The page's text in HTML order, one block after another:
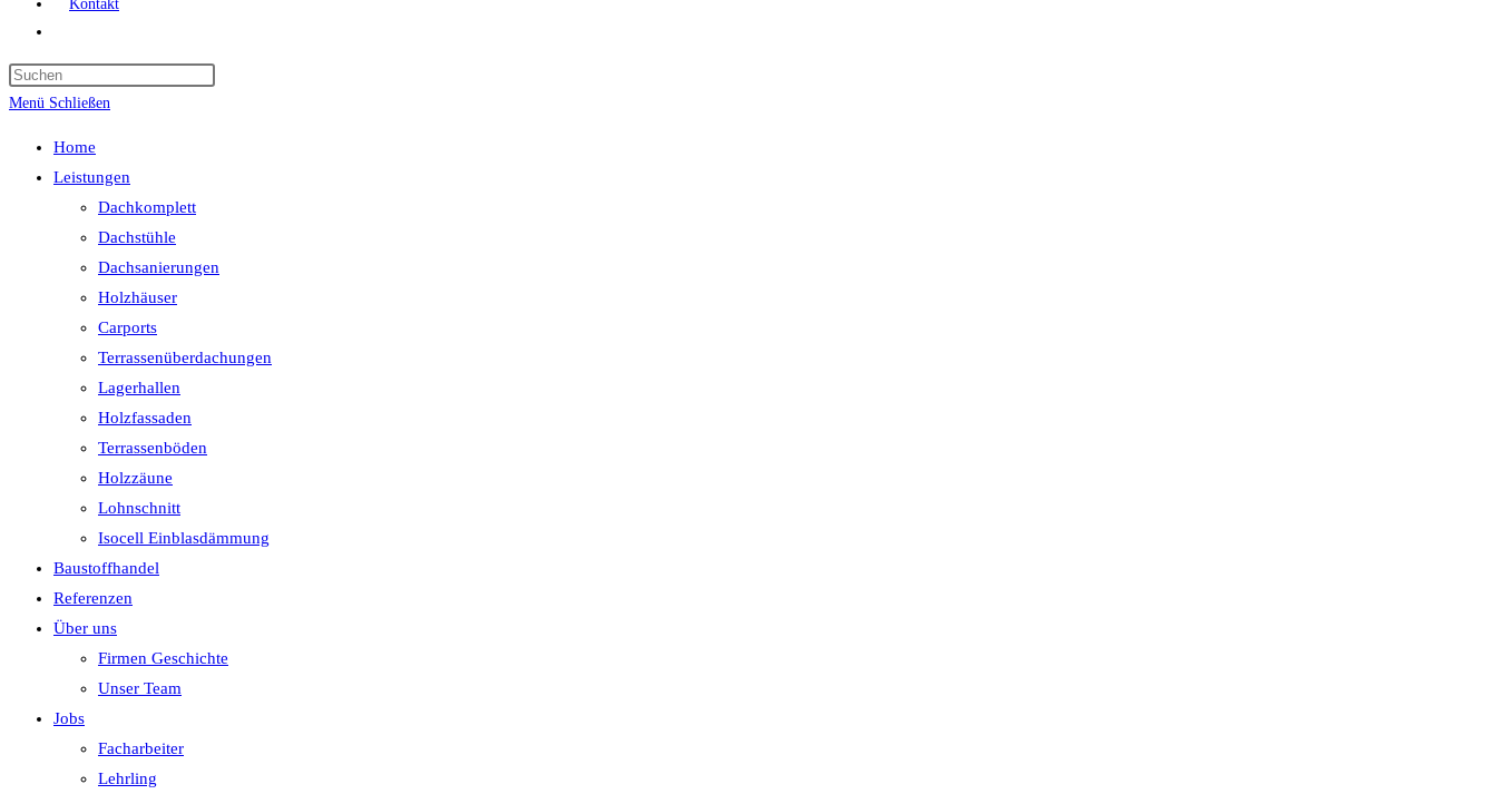
Kontakt
Menü Schließen
Home
Leistungen
Dachkomplett
Dachstühle
Dachsanierungen
Holzhäuser
Carports
Terrassenüberdachungen
Lagerhallen
Holzfassaden
Terrassenböden
Holzzäune
Lohnschnitt
Isocell Einblasdämmung
Baustoffhandel
Referenzen
Über uns
Firmen Geschichte
Unser Team
Jobs
Facharbeiter
Lehrling